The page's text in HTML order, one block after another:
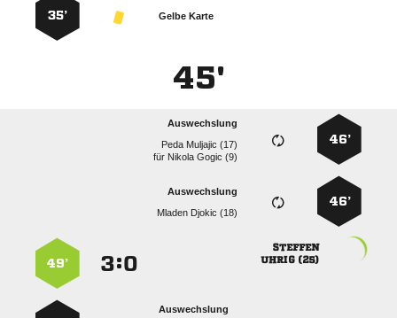
Gelbe Karte
35’
45'
46’
Auswechslung
  
für   
46’
Auswechslung
  

 
:
49’
Auswechslung